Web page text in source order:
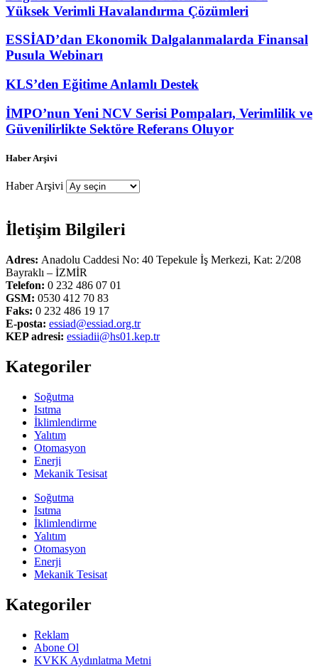
Yüksek Verimli Havalandırma Çözümleri
ESSİAD’dan Ekonomik Dalgalanmalarda Finansal
Pusula Webinarı
KLS’den Eğitime Anlamlı Destek
İMPO’nun Yeni NCV Serisi Pompaları, Verimlilik ve
Güvenilirlikte Sektöre Referans Oluyor
Haber Arşivi
Haber Arşivi
İletişim Bilgileri
Adres: Anadolu Caddesi No: 40 Tepekule İş Merkezi, Kat: 2/208
Bayraklı – İZMİR
Telefon: 0 232 486 07 01
GSM: 0530 412 70 83
Faks: 0 232 486 19 17
E-posta: essiad@essiad.org.tr
KEP adresi: essiadii@hs01.kep.tr
Kategoriler
Soğutma
Isıtma
İklimlendirme
Yalıtım
Otomasyon
Enerji
Mekanik Tesisat
Soğutma
Isıtma
İklimlendirme
Yalıtım
Otomasyon
Enerji
Mekanik Tesisat
Kategoriler
Reklam
Abone Ol
KVKK Aydınlatma Metni